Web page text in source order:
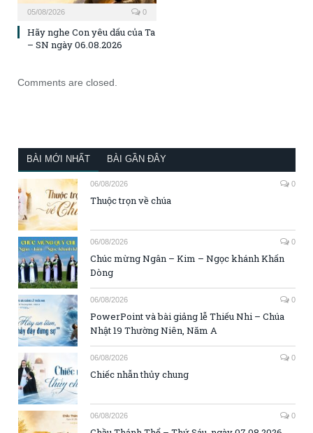
05/08/2026 0
Hãy nghe Con yêu dấu của Ta
– SN ngày 06.08.2026
Comments are closed.
BÀI MỚI NHẤT BÀI GẦN ĐÂY
06/08/2026 0
Thuộc trọn về chúa
06/08/2026 0
Chúc mừng Ngân – Kim – Ngọc khánh Khấn
Dòng
06/08/2026 0
PowerPoint và bài giảng lễ Thiếu Nhi – Chúa
Nhật 19 Thường Niên, Năm A
06/08/2026 0
Chiếc nhẫn thủy chung
06/08/2026 0